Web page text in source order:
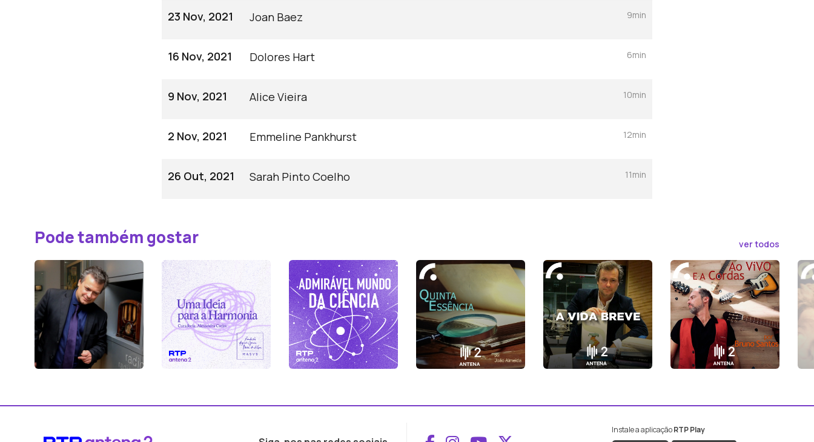
23 Nov, 2021 Joan Baez 9min
16 Nov, 2021 Dolores Hart 6min
9 Nov, 2021 Alice Vieira 10min
2 Nov, 2021 Emmeline Pankhurst 12min
26 Out, 2021 Sarah Pinto Coelho 11min
Pode também gostar ver todos
Instale a aplicaçãoRTP Play